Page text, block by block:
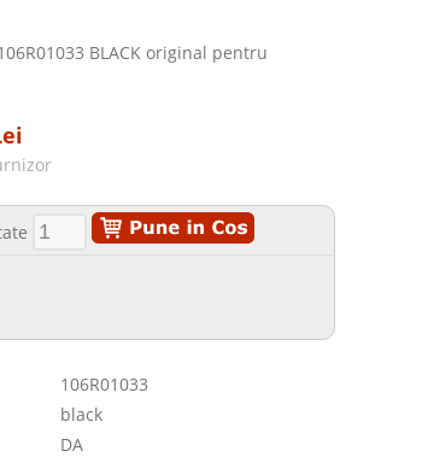
BLACK original pentru
106R01033
black
DA